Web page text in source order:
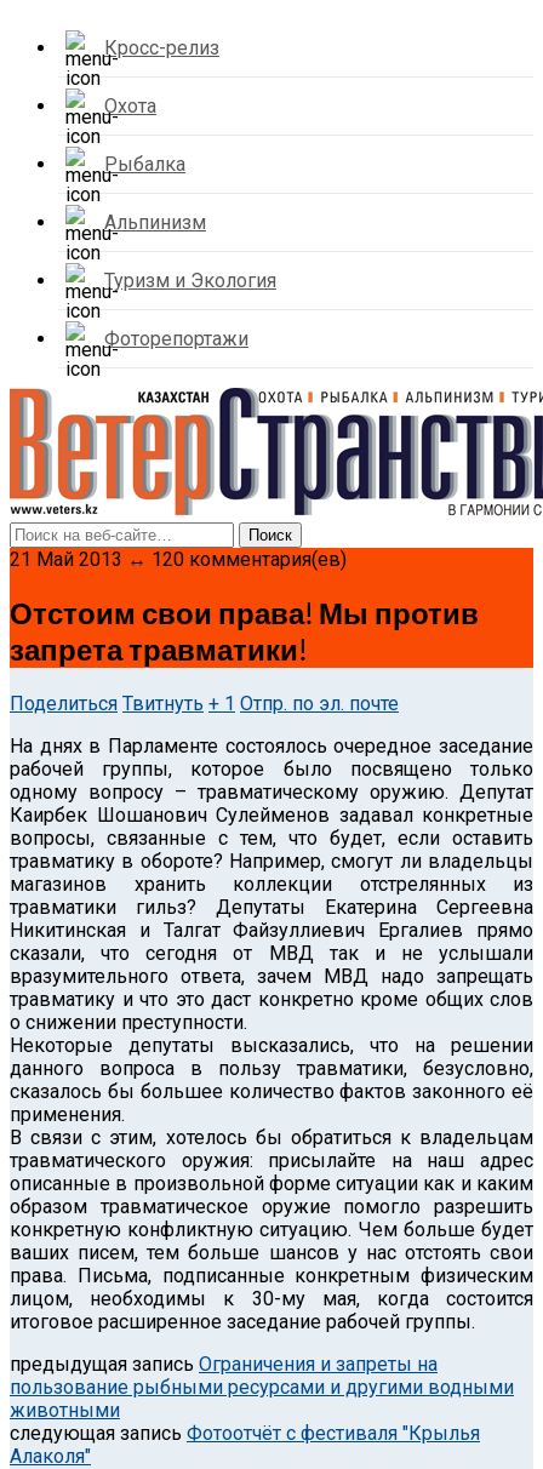
Кросс-релиз
Охота
Рыбалка
Альпинизм
Туризм и Экология
Фоторепортажи
21 Май 2013 ↔ 120 комментария(ев)
Отстоим свои права! Мы против
запрета травматики!
Поделиться Твитнуть + 1 Отпр. по эл. почте
На днях в Парламенте состоялось очередное заседание
рабочей группы, которое было посвящено только
одному вопросу – травматическому оружию. Депутат
Каирбек Шошанович Сулейменов задавал конкретные
вопросы, связанные с тем, что будет, если оставить
травматику в обороте? Например, смогут ли владельцы
магазинов хранить коллекции отстрелянных из
травматики гильз? Депутаты Екатерина Сергеевна
Никитинская и Талгат Файзуллиевич Ергалиев прямо
сказали, что сегодня от МВД так и не услышали
вразумительного ответа, зачем МВД надо запрещать
травматику и что это даст конкретно кроме общих слов
о снижении преступности.
Некоторые депутаты высказались, что на решении
данного вопроса в пользу травматики, безусловно,
сказалось бы большее количество фактов законного её
применения.
В связи с этим, хотелось бы обратиться к владельцам
травматического оружия: присылайте на наш адрес
описанные в произвольной форме ситуации как и каким
образом травматическое оружие помогло разрешить
конкретную конфликтную ситуацию. Чем больше будет
ваших писем, тем больше шансов у нас отстоять свои
права. Письма, подписанные конкретным физическим
лицом, необходимы к 30-му мая, когда состоится
итоговое расширенное заседание рабочей группы.
предыдущая запись Ограничения и запреты на
пользование рыбными ресурсами и другими водными
животными
следующая запись Фотоотчёт с фестиваля "Крылья
Алаколя"